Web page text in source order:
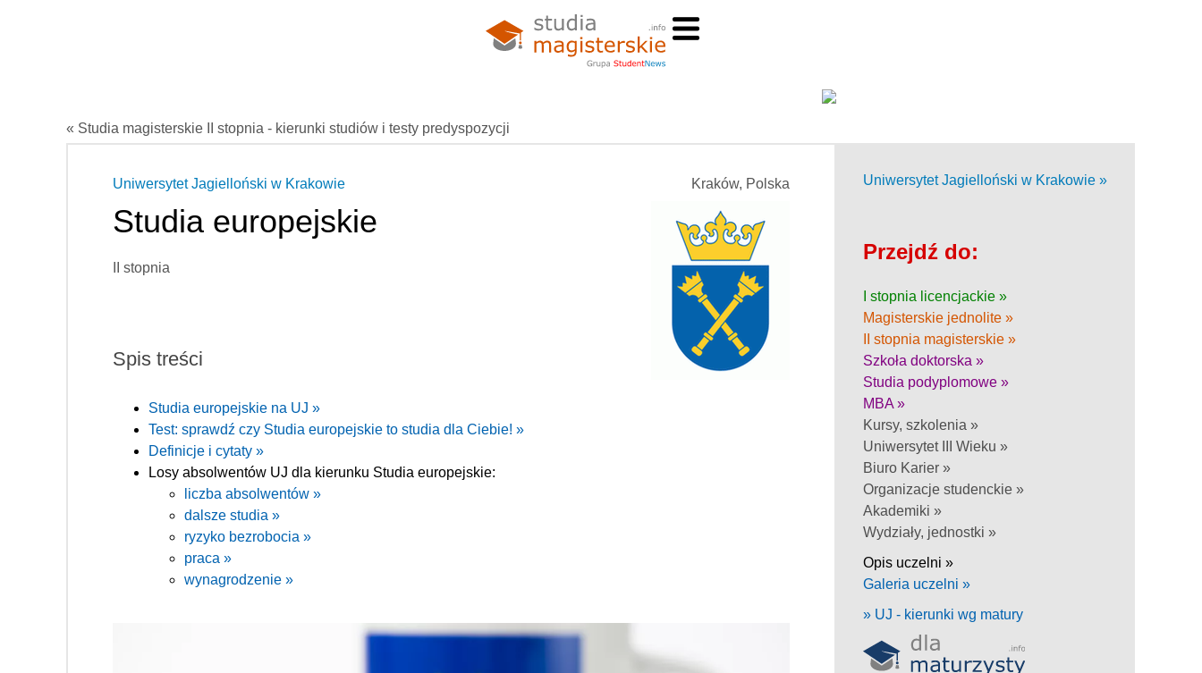
« Studia magisterskie II stopnia - kierunki studiów i testy predyspozycji
Kraków, Polska
Uniwersytet Jagielloński w Krakowie
Studia europejskie
II stopnia
Spis treści
Studia europejskie na UJ »
Test: sprawdź czy Studia europejskie to studia dla Ciebie! »
Definicje i cytaty »
Losy absolwentów UJ dla kierunku Studia europejskie:
liczba absolwentów »
dalsze studia »
ryzyko bezrobocia »
praca »
wynagrodzenie »
Uniwersytet Jagielloński w Krakowie »
Przejdź do:
I stopnia licencjackie »
Magisterskie jednolite »
II stopnia magisterskie »
Szkoła doktorska »
Studia podyplomowe »
MBA »
Kursy, szkolenia »
Uniwersytet III Wieku »
Biuro Karier »
Organizacje studenckie »
Akademiki »
Wydziały, jednostki »
Opis uczelni »
Galeria uczelni »
» UJ - kierunki wg matury